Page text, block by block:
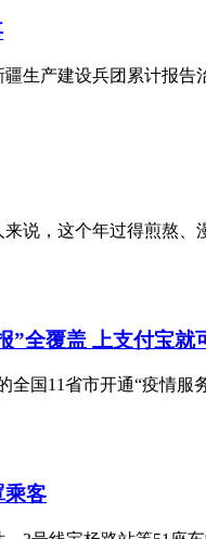
生产建设兵团累计报
说，这个年过得煎熬
”全覆盖 上支付宝就
全国11省市开通“疫情
乘客